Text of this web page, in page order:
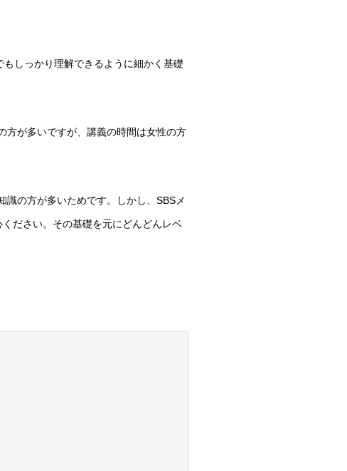
しっかり理解できるように細かく基礎
方が多いですが、講義の時間は女性の方
の方が多いためです。しかし、SBSメ
ださい。その基礎を元にどんどんレベ